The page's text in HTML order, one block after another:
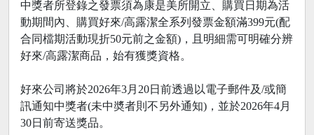
中獎者所登錄之發票須為康是美所開立、購買日期為活
動期間內、購買好來/高露潔全系列發票金額滿399元(配
合同檔期活動現折50元前之金額)，且明細需可明確分辨
好來/高露潔商品，始有獲獎資格。
好來公司將於2026年3月20日前透過以電子郵件及/或簡
訊通知中獎者(未中奬者則不另外通知)，並於2026年4月
30日前寄送獎品。